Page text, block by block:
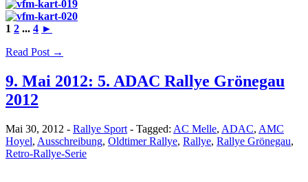
1 2 ... 4 ►
Read Post →
9. Mai 2012: 5. ADAC Rallye Grönegau
2012
Mai 30, 2012 - Rallye Sport - Tagged: AC Melle, ADAC, AMC
Hoyel, Ausschreibung, Oldtimer Rallye, Rallye, Rallye Grönegau,
Retro-Rallye-Serie